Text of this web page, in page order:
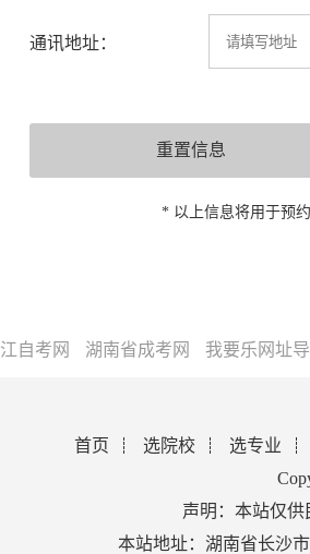
通讯地址：
* 以上信息将用于预
自考网 湖南省成考网 我要乐网址
首页 选院校 选专业
声明：本站仅供
本站地址：湖南省长沙